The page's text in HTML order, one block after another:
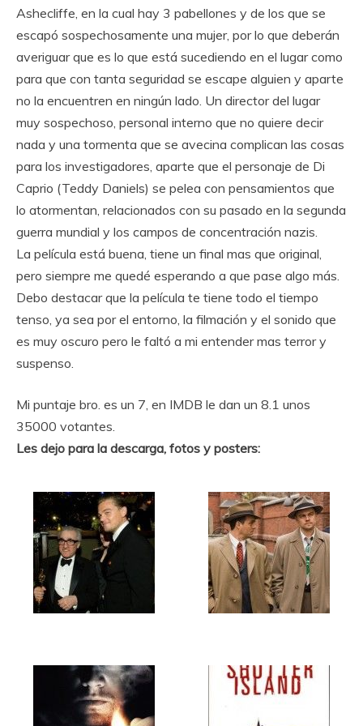
Ashecliffe, en la cual hay 3 pabellones y de los que se
escapó sospechosamente una mujer, por lo que deberán
averiguar que es lo que está sucediendo en el lugar como
para que con tanta seguridad se escape alguien y aparte
no la encuentren en ningún lado. Un director del lugar
muy sospechoso, personal interno que no quiere decir
nada y una tormenta que se avecina complican las cosas
para los investigadores, aparte que el personaje de Di
Caprio (Teddy Daniels) se pelea con pensamientos que
lo atormentan, relacionados con su pasado en la segunda
guerra mundial y los campos de concentración nazis.
La película está buena, tiene un final mas que original,
pero siempre me quedé esperando a que pase algo más.
Debo destacar que la película te tiene todo el tiempo
tenso, ya sea por el entorno, la filmación y el sonido que
es muy oscuro pero le faltó a mi entender mas terror y
suspenso.
Mi puntaje bro. es un 7, en IMDB le dan un 8.1 unos
35000 votantes.
Les dejo para la descarga, fotos y posters: